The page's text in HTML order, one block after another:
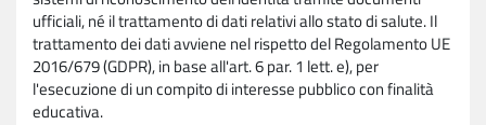
ufficiali, né il trattamento di dati relativi allo stato di salute. Il
trattamento dei dati avviene nel rispetto del Regolamento UE
2016/679 (GDPR), in base all'art. 6 par. 1 lett. e), per
l'esecuzione di un compito di interesse pubblico con finalità
educativa.